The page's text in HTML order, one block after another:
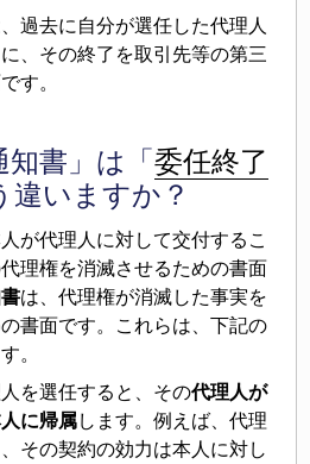
過去に自分が選任した代理人
、その終了を取引先等の第三
す。
知書」は「委任終了
違いますか？
が代理人に対して交付するこ
理権を消滅させるための書面
は、代理権が消滅した事実を
書面です。これらは、下記の
。
を選任すると、その代理人が
に帰属します。例えば、代理
その契約の効力は本人に対し